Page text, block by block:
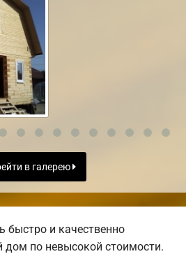
в галерею
быстро и качественно
дом по невысокой стоимости.